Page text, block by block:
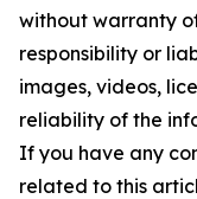
without warranty
responsibility or
images, videos,
reliability of the
If you have any
related to this